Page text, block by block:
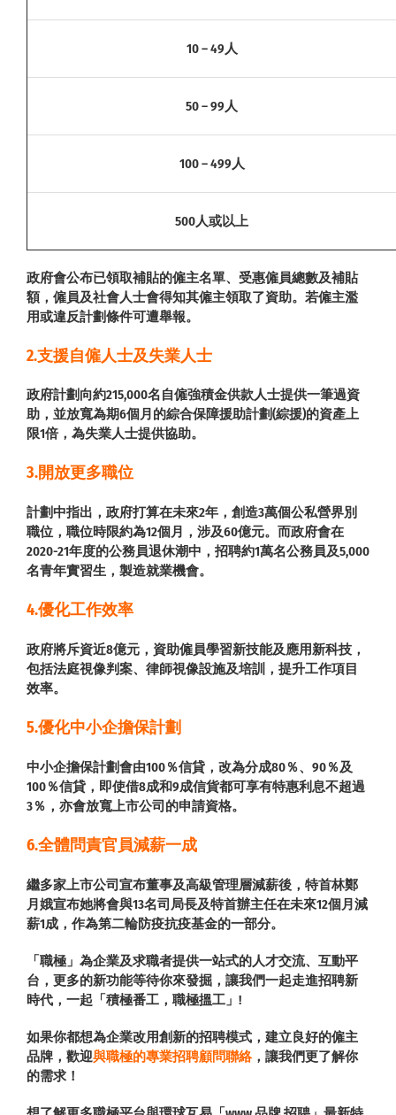
10 – 49人
50 – 99人
100 – 499人
500人或以上
政府會公布已領取補貼的僱主名單、受惠僱員總數及補貼
額，僱員及社會人士會得知其僱主領取了資助。若僱主濫
用或違反計劃條件可遭舉報。
2.支援自僱人士及失業人士
政府計劃向約215,000名自僱強積金供款人士提供一筆過資
助，並放寬為期6個月的綜合保障援助計劃(綜援)的資產上
限1倍，為失業人士提供協助。
3.開放更多職位
計劃中指出，政府打算在未來2年，創造3萬個公私營界別
職位，職位時限約為12個月，涉及60億元。而政府會在
2020-21年度的公務員退休潮中，招聘約1萬名公務員及5,000
名青年實習生，製造就業機會。
4.優化工作效率
政府將斥資近8億元，資助僱員學習新技能及應用新科技，
包括法庭視像判案、律師視像設施及培訓，提升工作項目
效率。
5.優化中小企擔保計劃
中小企擔保計劃會由100％信貸，改為分成80％、90％及
100％信貸，即使借8成和9成信貨都可享有特惠利息不超過
3％，亦會放寬上市公司的申請資格。
6.全體問責官員減薪一成
繼多家上市公司宣布董事及高級管理層減薪後，特首林鄭
月娥宣布她將會與13名司局長及特首辦主任在未來12個月減
薪1成，作為第二輪防疫抗疫基金的一部分。
「職極」為企業及求職者提供一站式的人才交流、互動平
台，更多的新功能等待你來發掘，讓我們一起走進招聘新
時代，一起「積極番工，職極搵工」!
如果你都想為企業改用創新的招聘模式，建立良好的僱主
品牌，歡迎與職極的專業招聘顧問聯絡，讓我們更了解你
的需求！